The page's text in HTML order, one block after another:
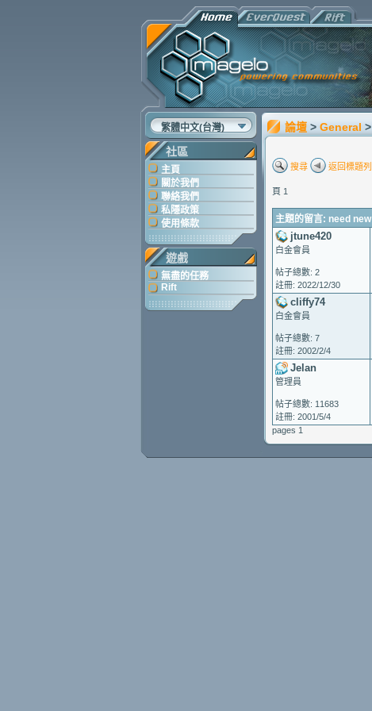
繁體中文(台灣)
社區
主頁
關於我們
聯絡我們
私隱政策
使用條款
遊戲
無盡的任務
Rift
論壇 > General >
搜尋 返回標題
頁 1
主題的留言: need
jtune420
白金會員
帖子總數: 2
註冊: 2022/12/30
cliffy74
白金會員
帖子總數: 7
註冊: 2002/2/4
Jelan
管理員
帖子總數: 11683
註冊: 2001/5/4
pages 1